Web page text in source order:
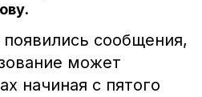
сообщения,
может
начиная с пятого